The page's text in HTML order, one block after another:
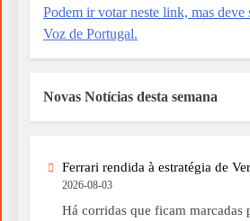
Podem ir votar neste link, mas deve
Voz de Portugal.
Novas Notícias desta semana
Ferrari rendida à estratégia de
2026-08-03
Há corridas que ficam marcadas